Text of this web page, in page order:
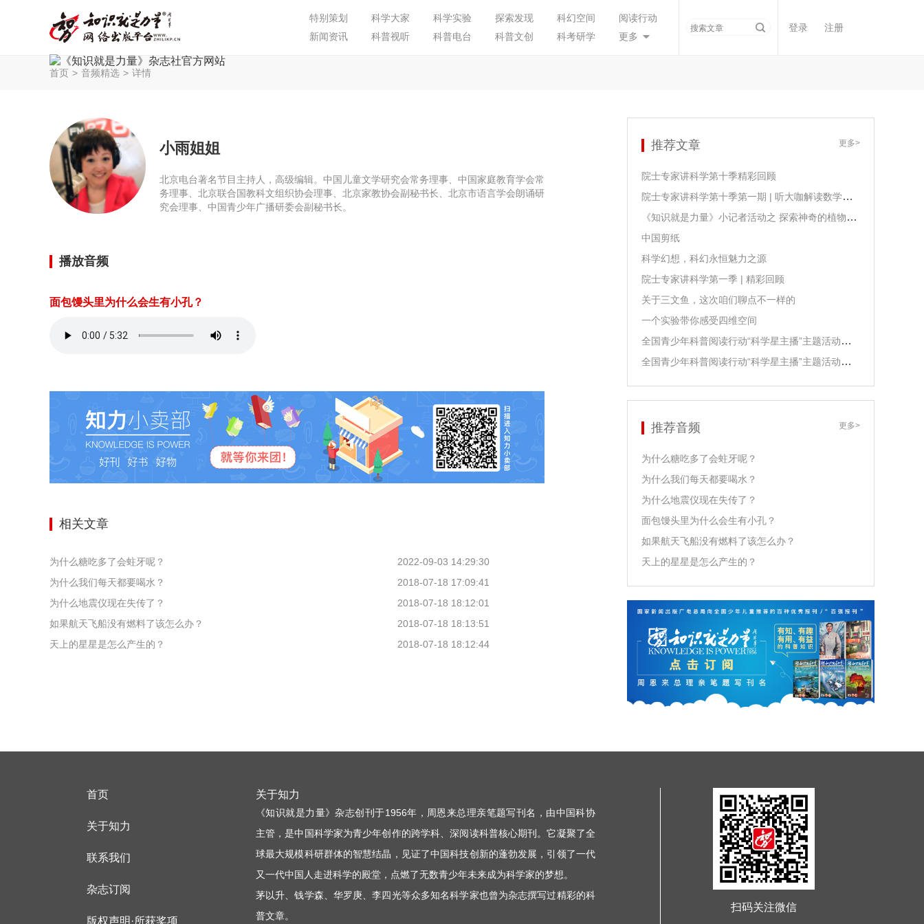
特别策划 科学大家 科学实验 探索发现 科幻空间
阅读行动
新闻资讯
科普视听 科普电台 科普文创 科考研学 更多
登录 注册
首页 > 音频精选 > 详情
小雨姐姐
北京电台著名节目主持人，高级编辑。中国儿童文学研究会常务理事、中国家庭教育学会常
务理事、北京联合国教科文组织协会理事、北京家教协会副秘书长、北京市语言学会朗诵研
究会理事、中国青少年广播研委会副秘书长。
播放音频
面包馒头里为什么会生有小孔？
相关文章
为什么糖吃多了会蛀牙呢？
2022-09-03 14:29:30
为什么我们每天都要喝水？
2018-07-18 17:09:41
为什么地震仪现在失传了？
2018-07-18 18:12:01
如果航天飞船没有燃料了该怎么办？
2018-07-18 18:13:51
天上的星星是怎么产生的？
2018-07-18 18:12:44
推荐文章 更多>
院士专家讲科学第十季精彩回顾
院士专家讲科学第十季第一期 | 听大咖解读数学课程课标
《知识就是力量》小记者活动之 探索神奇的植物生长
中国剪纸
科学幻想，科幻永恒魅力之源
院士专家讲科学第一季 | 精彩回顾
关于三文鱼，这次咱们聊点不一样的
一个实验带你感受四维空间
全国青少年科普阅读行动“科学星主播”主题活动之江泓老师领读
全国青少年科普阅读行动“科学星主播”主题活动之尹传红老师领读
推荐音频 更多>
为什么糖吃多了会蛀牙呢？
为什么我们每天都要喝水？
为什么地震仪现在失传了？
面包馒头里为什么会生有小孔？
如果航天飞船没有燃料了该怎么办？
天上的星星是怎么产生的？
首页
关于知力
联系我们
杂志订阅
版权声明·所获奖项
关于知力
《知识就是力量》杂志创刊于1956年，周恩来总理亲笔题写刊名，由中国科协
主管，是中国科学家为青少年创作的跨学科、深阅读科普核心期刊。它凝聚了全
球最大规模科研群体的智慧结晶，见证了中国科技创新的蓬勃发展，引领了一代
又一代中国人走进科学的殿堂，点燃了无数青少年未来成为科学家的梦想。
茅以升、钱学森、华罗庚、李四光等众多知名科学家也曾为杂志撰写过精彩的科
普文章。
扫码关注微信